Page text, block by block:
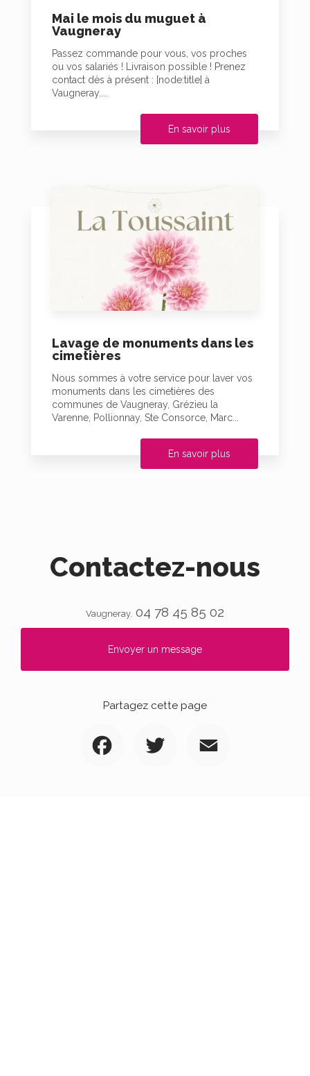
Mai le mois du muguet à
Vaugneray
Passez commande pour vous, vos proches
ou vos salariés ! Livraison possible ! Prenez
contact dès à présent : [node:title] à
Vaugneray....
En savoir plus
Lavage de monuments dans les
cimetières
Nous sommes à votre service pour laver vos
monuments dans les cimetières des
communes de Vaugneray, Grézieu la
Varenne, Pollionnay, Ste Consorce, Marc...
En savoir plus
Contactez-nous
Vaugneray. 04 78 45 85 02
Envoyer un message
Partagez cette page